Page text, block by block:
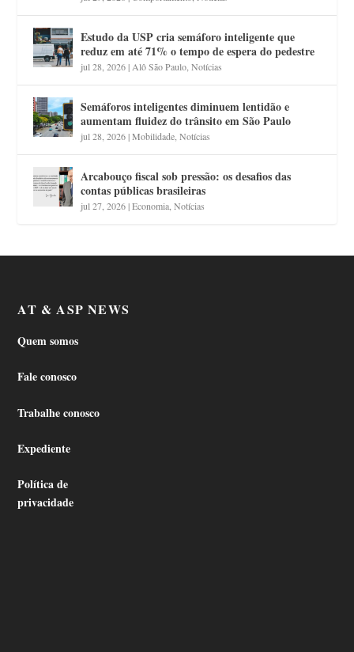
Estudo da USP cria semáforo inteligente que
reduz em até 71% o tempo de espera do pedestre
jul 28, 2026| Alô São Paulo ,Notícias
Semáforos inteligentes diminuem lentidão e
aumentam fluidez do trânsito em São Paulo
jul 28, 2026|Mobilidade ,Notícias
Arcabouço fiscal sob pressão: os desafios das
contas públicas brasileiras
jul 27, 2026|Economia ,Notícias
AT & ASP NEWS
Quem somos
Fale conosco
Trabalhe conosco
Expediente
Política de
privacidade